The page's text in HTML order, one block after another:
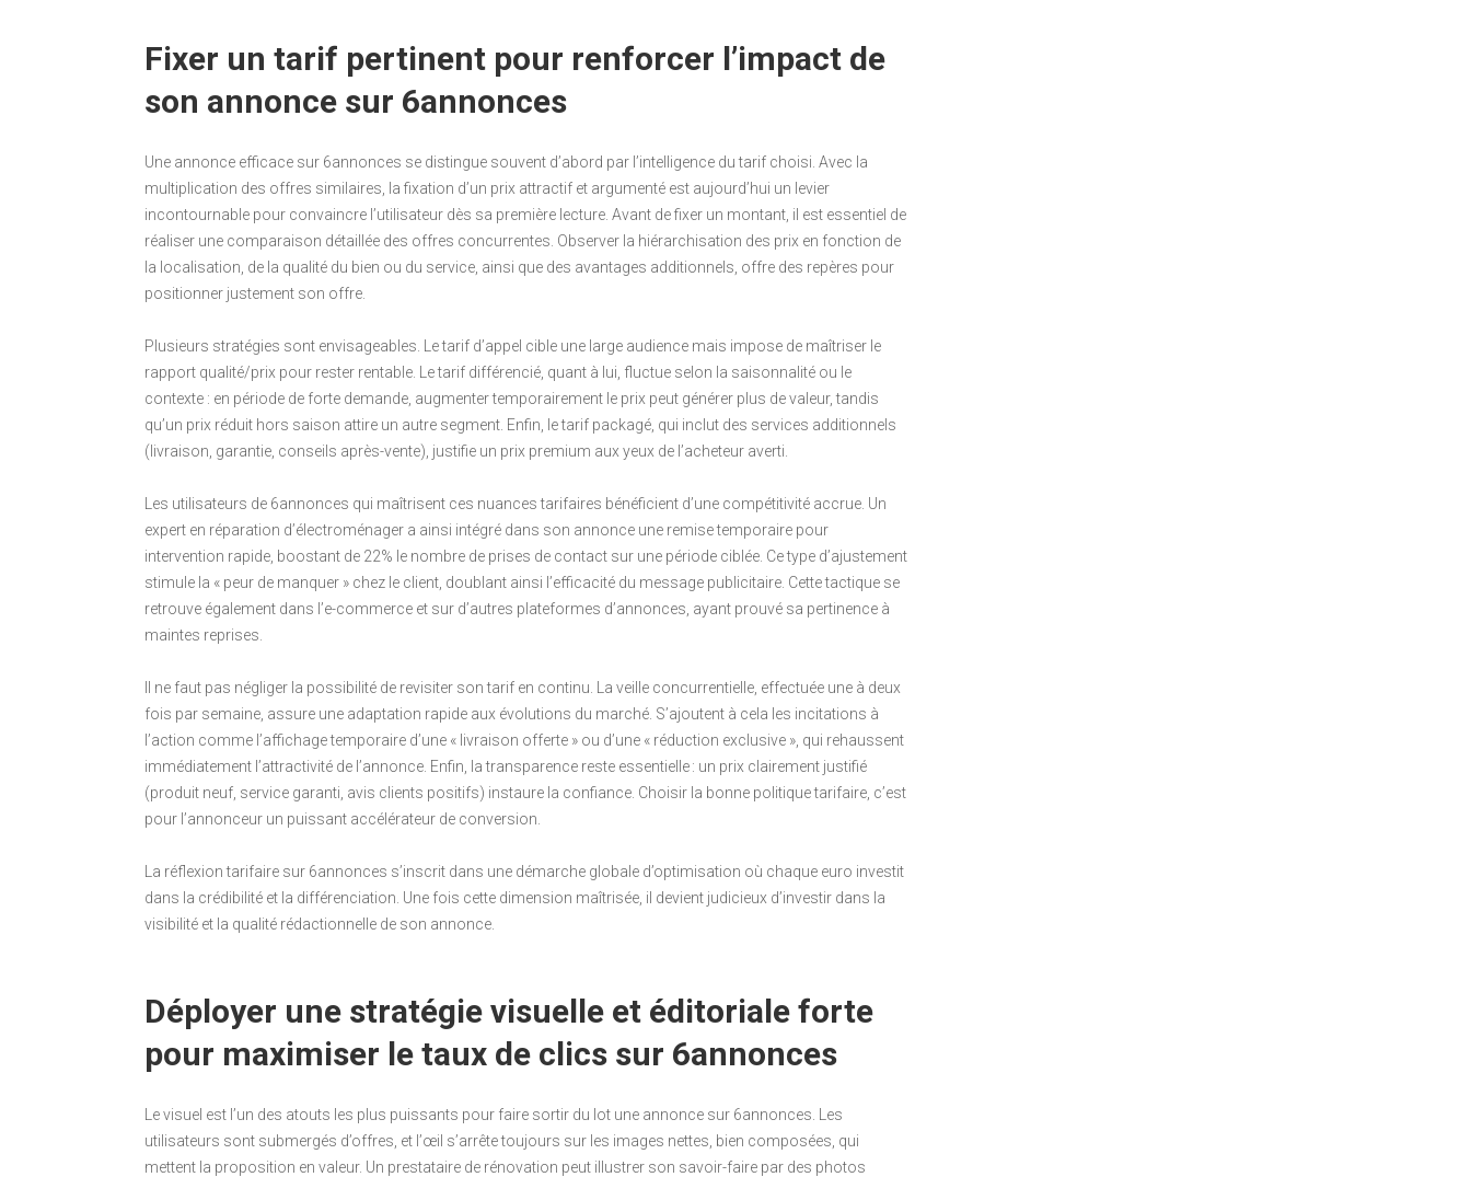
Fixer un tarif pertinent pour renforcer l’impact de
son annonce sur 6annonces
Une annonce efficace sur 6annonces se distingue souvent d’abord par l’intelligence du tarif choisi. Avec la
multiplication des offres similaires, la fixation d’un prix attractif et argumenté est aujourd’hui un levier
incontournable pour convaincre l’utilisateur dès sa première lecture. Avant de fixer un montant, il est essentiel de
réaliser une comparaison détaillée des offres concurrentes. Observer la hiérarchisation des prix en fonction de
la localisation, de la qualité du bien ou du service, ainsi que des avantages additionnels, offre des repères pour
positionner justement son offre.
Plusieurs stratégies sont envisageables. Le tarif d’appel cible une large audience mais impose de maîtriser le
rapport qualité/prix pour rester rentable. Le tarif différencié, quant à lui, fluctue selon la saisonnalité ou le
contexte : en période de forte demande, augmenter temporairement le prix peut générer plus de valeur, tandis
qu’un prix réduit hors saison attire un autre segment. Enfin, le tarif packagé, qui inclut des services additionnels
(livraison, garantie, conseils après-vente), justifie un prix premium aux yeux de l’acheteur averti.
Les utilisateurs de 6annonces qui maîtrisent ces nuances tarifaires bénéficient d’une compétitivité accrue. Un
expert en réparation d’électroménager a ainsi intégré dans son annonce une remise temporaire pour
intervention rapide, boostant de 22% le nombre de prises de contact sur une période ciblée. Ce type d’ajustement
stimule la « peur de manquer » chez le client, doublant ainsi l’efficacité du message publicitaire. Cette tactique se
retrouve également dans l’e-commerce et sur d’autres plateformes d’annonces, ayant prouvé sa pertinence à
maintes reprises.
Il ne faut pas négliger la possibilité de revisiter son tarif en continu. La veille concurrentielle, effectuée une à deux
fois par semaine, assure une adaptation rapide aux évolutions du marché. S’ajoutent à cela les incitations à
l’action comme l’affichage temporaire d’une « livraison offerte » ou d’une « réduction exclusive », qui rehaussent
immédiatement l’attractivité de l’annonce. Enfin, la transparence reste essentielle : un prix clairement justifié
(produit neuf, service garanti, avis clients positifs) instaure la confiance. Choisir la bonne politique tarifaire, c’est
pour l’annonceur un puissant accélérateur de conversion.
La réflexion tarifaire sur 6annonces s’inscrit dans une démarche globale d’optimisation où chaque euro investit
dans la crédibilité et la différenciation. Une fois cette dimension maîtrisée, il devient judicieux d’investir dans la
visibilité et la qualité rédactionnelle de son annonce.
Déployer une stratégie visuelle et éditoriale forte
pour maximiser le taux de clics sur 6annonces
Le visuel est l’un des atouts les plus puissants pour faire sortir du lot une annonce sur 6annonces. Les
utilisateurs sont submergés d’offres, et l’œil s’arrête toujours sur les images nettes, bien composées, qui
mettent la proposition en valeur. Un prestataire de rénovation peut illustrer son savoir-faire par des photos